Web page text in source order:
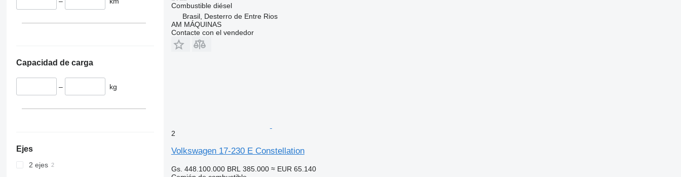
Capacidad de carga
– kg
Ejes
2 ejes
Combustible diésel
Brasil, Desterro de Entre Rios
AM MÁQUINAS
Contacte con el vendedor
2
Volkswagen 17-230 E Constellation
Gs. 448.100.000 BRL 385.000 ≈ EUR 65.140